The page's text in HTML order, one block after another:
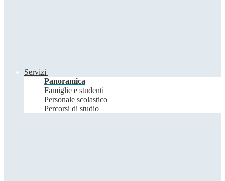
Servizi
Panoramica
Famiglie e studenti
Personale scolastico
Percorsi di studio